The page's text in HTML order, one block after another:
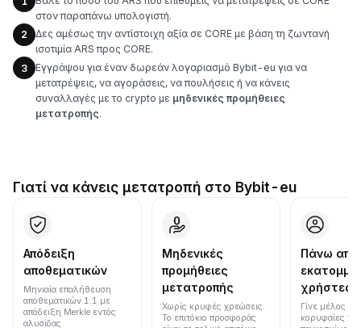
στον παραπάνω υπολογιστή.
2
Δες αμέσως την αντίστοιχη αξία σε CORE με βάση τη ζωντανή
ισοτιμία ARS προς CORE.
3
Εγγράψου για έναν δωρεάν λογαριασμό Bybit-eu για να
μετατρέψεις, να αγοράσεις, να πουλήσεις ή να κάνεις
συναλλαγές με το crypto με μηδενικές προμήθειες
μετατροπής.
Γιατί να κάνεις μετατροπή στο Bybit-eu
Απόδειξη
αποθεματικών
Μηνιαία επαλήθευση
αποθεματικών 1:1 με
απόδειξη Merkle εντός
αλυσίδας.
Μηδενικές
προμήθειες
μετατροπής
Χωρίς κρυφές χρεώσεις.
Το επιτόκιο προσφοράς
Πάνω από
χρήστες
Γίνε μέλος
κορυφαίες